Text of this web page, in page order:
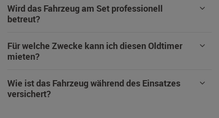
Wird das Fahrzeug am Set professionell
betreut?
Für welche Zwecke kann ich diesen Oldtimer
mieten?
Wie ist das Fahrzeug während des Einsatzes
versichert?